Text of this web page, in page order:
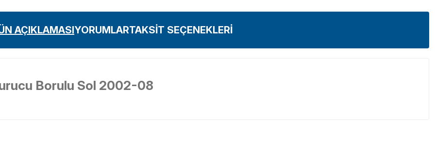
AÇIKLAMASIYORUMLARTAKSİT SEÇENEKLERİ
Borulu Sol 2002-08